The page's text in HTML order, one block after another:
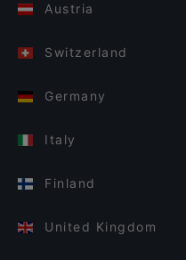
Austria
Switzerland
Germany
Italy
Finland
United Kingdom